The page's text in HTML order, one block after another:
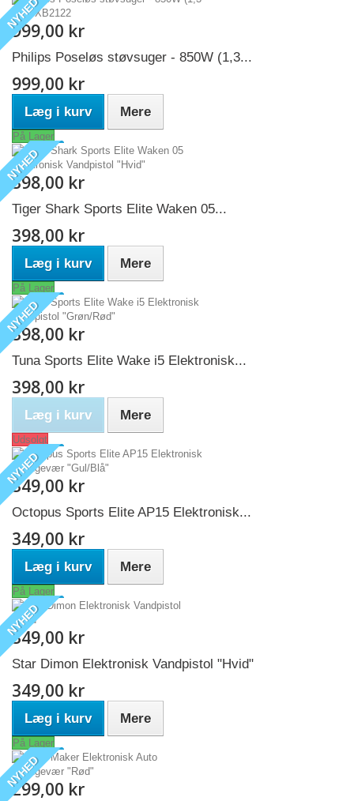
999,00 kr
NYHED
Philips Poseløs støvsuger - 850W (1,3...
999,00 kr
Læg i kurv Mere
På Lager
398,00 kr
NYHED
Tiger Shark Sports Elite Waken 05...
398,00 kr
Læg i kurv Mere
På Lager
398,00 kr
NYHED
Tuna Sports Elite Wake i5 Elektronisk...
398,00 kr
Læg i kurv Mere
Udsolgt
349,00 kr
NYHED
Octopus Sports Elite AP15 Elektronisk...
349,00 kr
Læg i kurv Mere
På Lager
349,00 kr
NYHED
Star Dimon Elektronisk Vandpistol "Hvid"
349,00 kr
Læg i kurv Mere
På Lager
299,00 kr
NYHED